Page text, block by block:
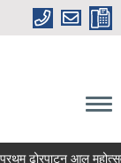
ढोरपाटन आलु